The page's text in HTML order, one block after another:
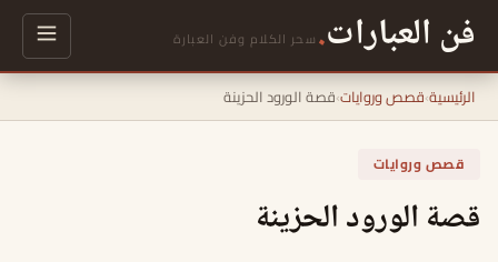
فن العبارات. سحر الكلام وفن العبارة
الرئيسية›قصص وروايات›قصة الورود الحزينة
قصص وروايات
قصة الورود الحزينة